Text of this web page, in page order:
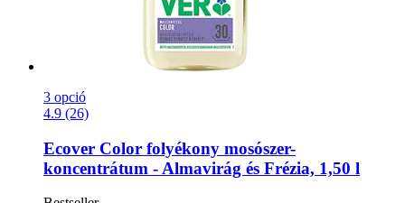
3 opció
4.9 (26)
Ecover Color folyékony mosószer-​
koncentrátum -​ Almavirág és Frézia, 1,50 l